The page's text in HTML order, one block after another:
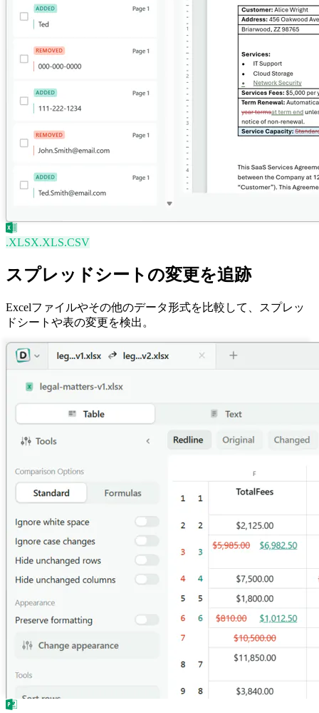
.XLSX.XLS.CSV
スプレッドシートの変更を追跡
Excelファイルやその他のデータ形式を比較して、スプレッ
ドシートや表の変更を検出。